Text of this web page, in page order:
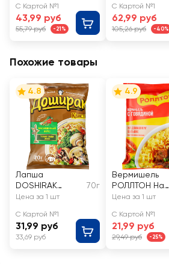
С Картой №1
43,99 руб
55,79 руб -21%
солью, в
ломтиках
С Картой №1
62,99 руб
105,26 руб -40%
Похожие товары
4.8
Лапша
DOSHIRAK
Квисти со
70г
Цена за 1 шт
С Картой №1
31,99 руб
33,69 руб
4.9
Вермишель
РОЛЛТОН На
домашнем
говядиной
Цена за 1 шт
С Картой №1
21,99 руб
29,49 руб -25%